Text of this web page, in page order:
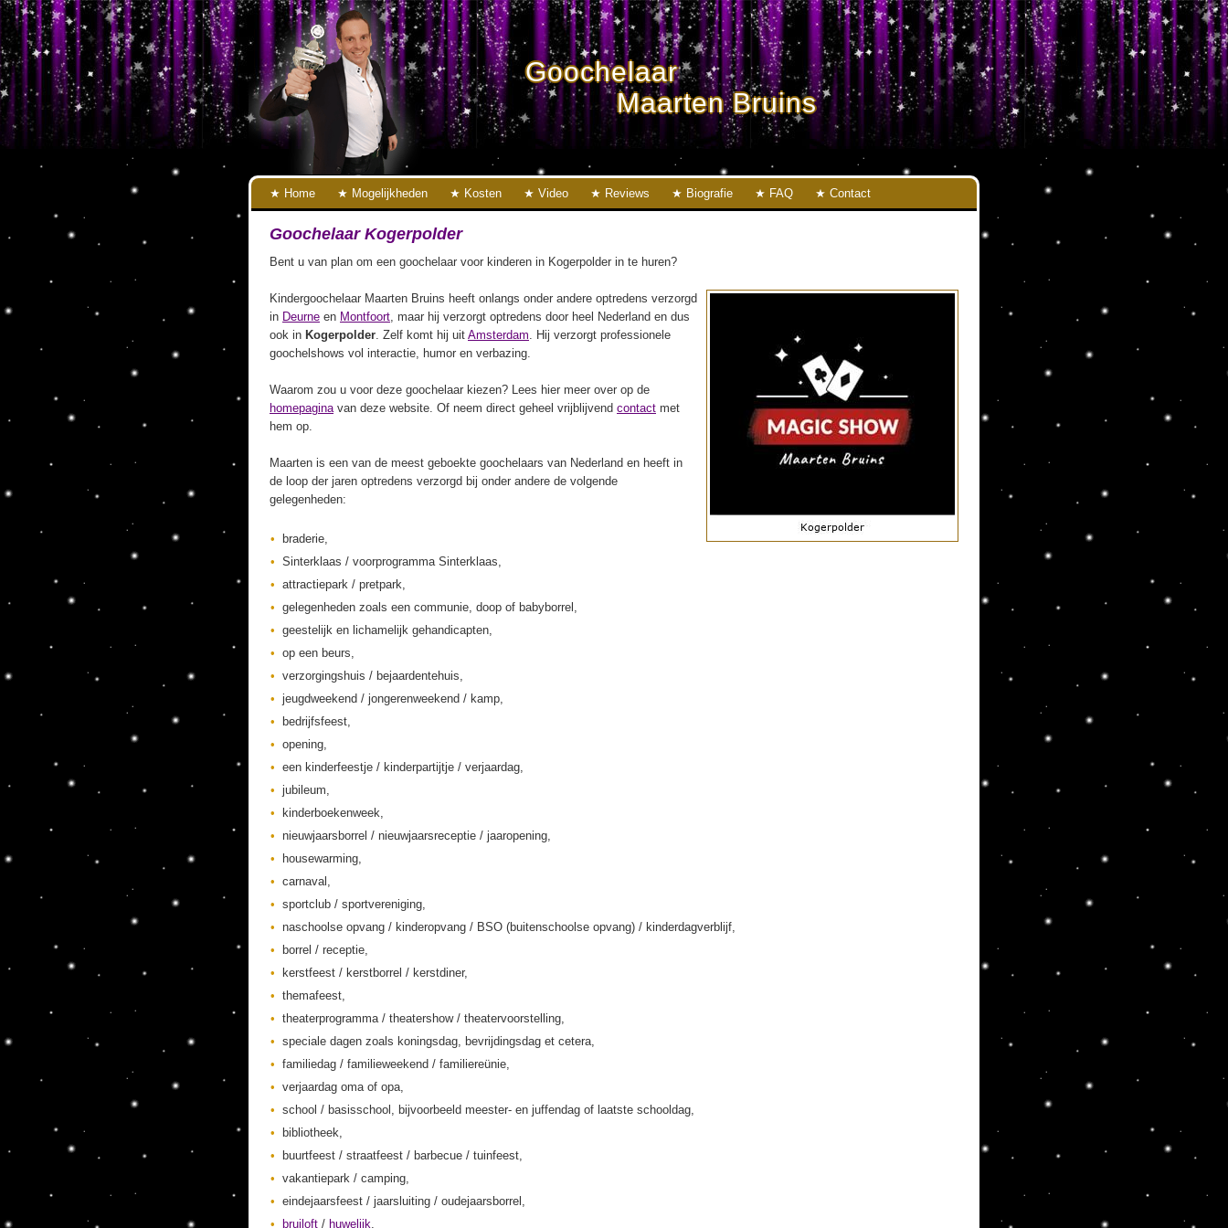
Goochelaar
Maarten Bruins
Home Mogelijkheden Kosten Video Reviews Biografie FAQ Contact
Goochelaar Kogerpolder
Bent u van plan om een goochelaar voor kinderen in Kogerpolder in te huren?
Kindergoochelaar Maarten Bruins heeft onlangs onder andere optredens verzorgd
in Deurne en Montfoort, maar hij verzorgt optredens door heel Nederland en dus
ook in Kogerpolder. Zelf komt hij uit Amsterdam. Hij verzorgt professionele
goochelshows vol interactie, humor en verbazing.
Waarom zou u voor deze goochelaar kiezen? Lees hier meer over op de
homepaginavan deze website. Of neem direct geheel vrijblijvend contact met
hem op.
Maarten is een van de meest geboekte goochelaars van Nederland en heeft in
de loop der jaren optredens verzorgd bij onder andere de volgende
gelegenheden:
braderie,
Sinterklaas / voorprogramma Sinterklaas,
attractiepark / pretpark,
gelegenheden zoals een communie, doop of babyborrel,
geestelijk en lichamelijk gehandicapten,
op een beurs,
verzorgingshuis / bejaardentehuis,
jeugdweekend / jongerenweekend / kamp,
bedrijfsfeest,
opening,
een kinderfeestje / kinderpartijtje / verjaardag,
jubileum,
kinderboekenweek,
nieuwjaarsborrel / nieuwjaarsreceptie / jaaropening,
housewarming,
carnaval,
sportclub / sportvereniging,
naschoolse opvang / kinderopvang / BSO (buitenschoolse opvang) / kinderdagverblijf,
borrel / receptie,
kerstfeest / kerstborrel / kerstdiner,
themafeest,
theaterprogramma / theatershow / theatervoorstelling,
speciale dagen zoals koningsdag, bevrijdingsdag et cetera,
familiedag / familieweekend / familiereünie,
verjaardag oma of opa,
school / basisschool, bijvoorbeeld meester- en juffendag of laatste schooldag,
bibliotheek,
buurtfeest / straatfeest / barbecue / tuinfeest,
vakantiepark / camping,
eindejaarsfeest / jaarsluiting / oudejaarsborrel,
bruiloft / huwelijk,